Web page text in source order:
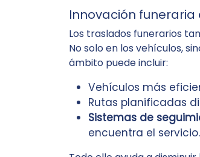
Innovación
Los traslados funerarios
No solo en los vehículos,
ámbito puede incluir:
Vehículos más
Rutas planificadas
Sistemas de
encuentra el servicio.